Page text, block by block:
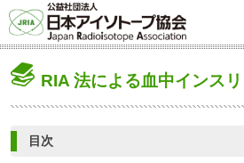
協会を知る
廃棄する
RIA 法による血中インス
目次